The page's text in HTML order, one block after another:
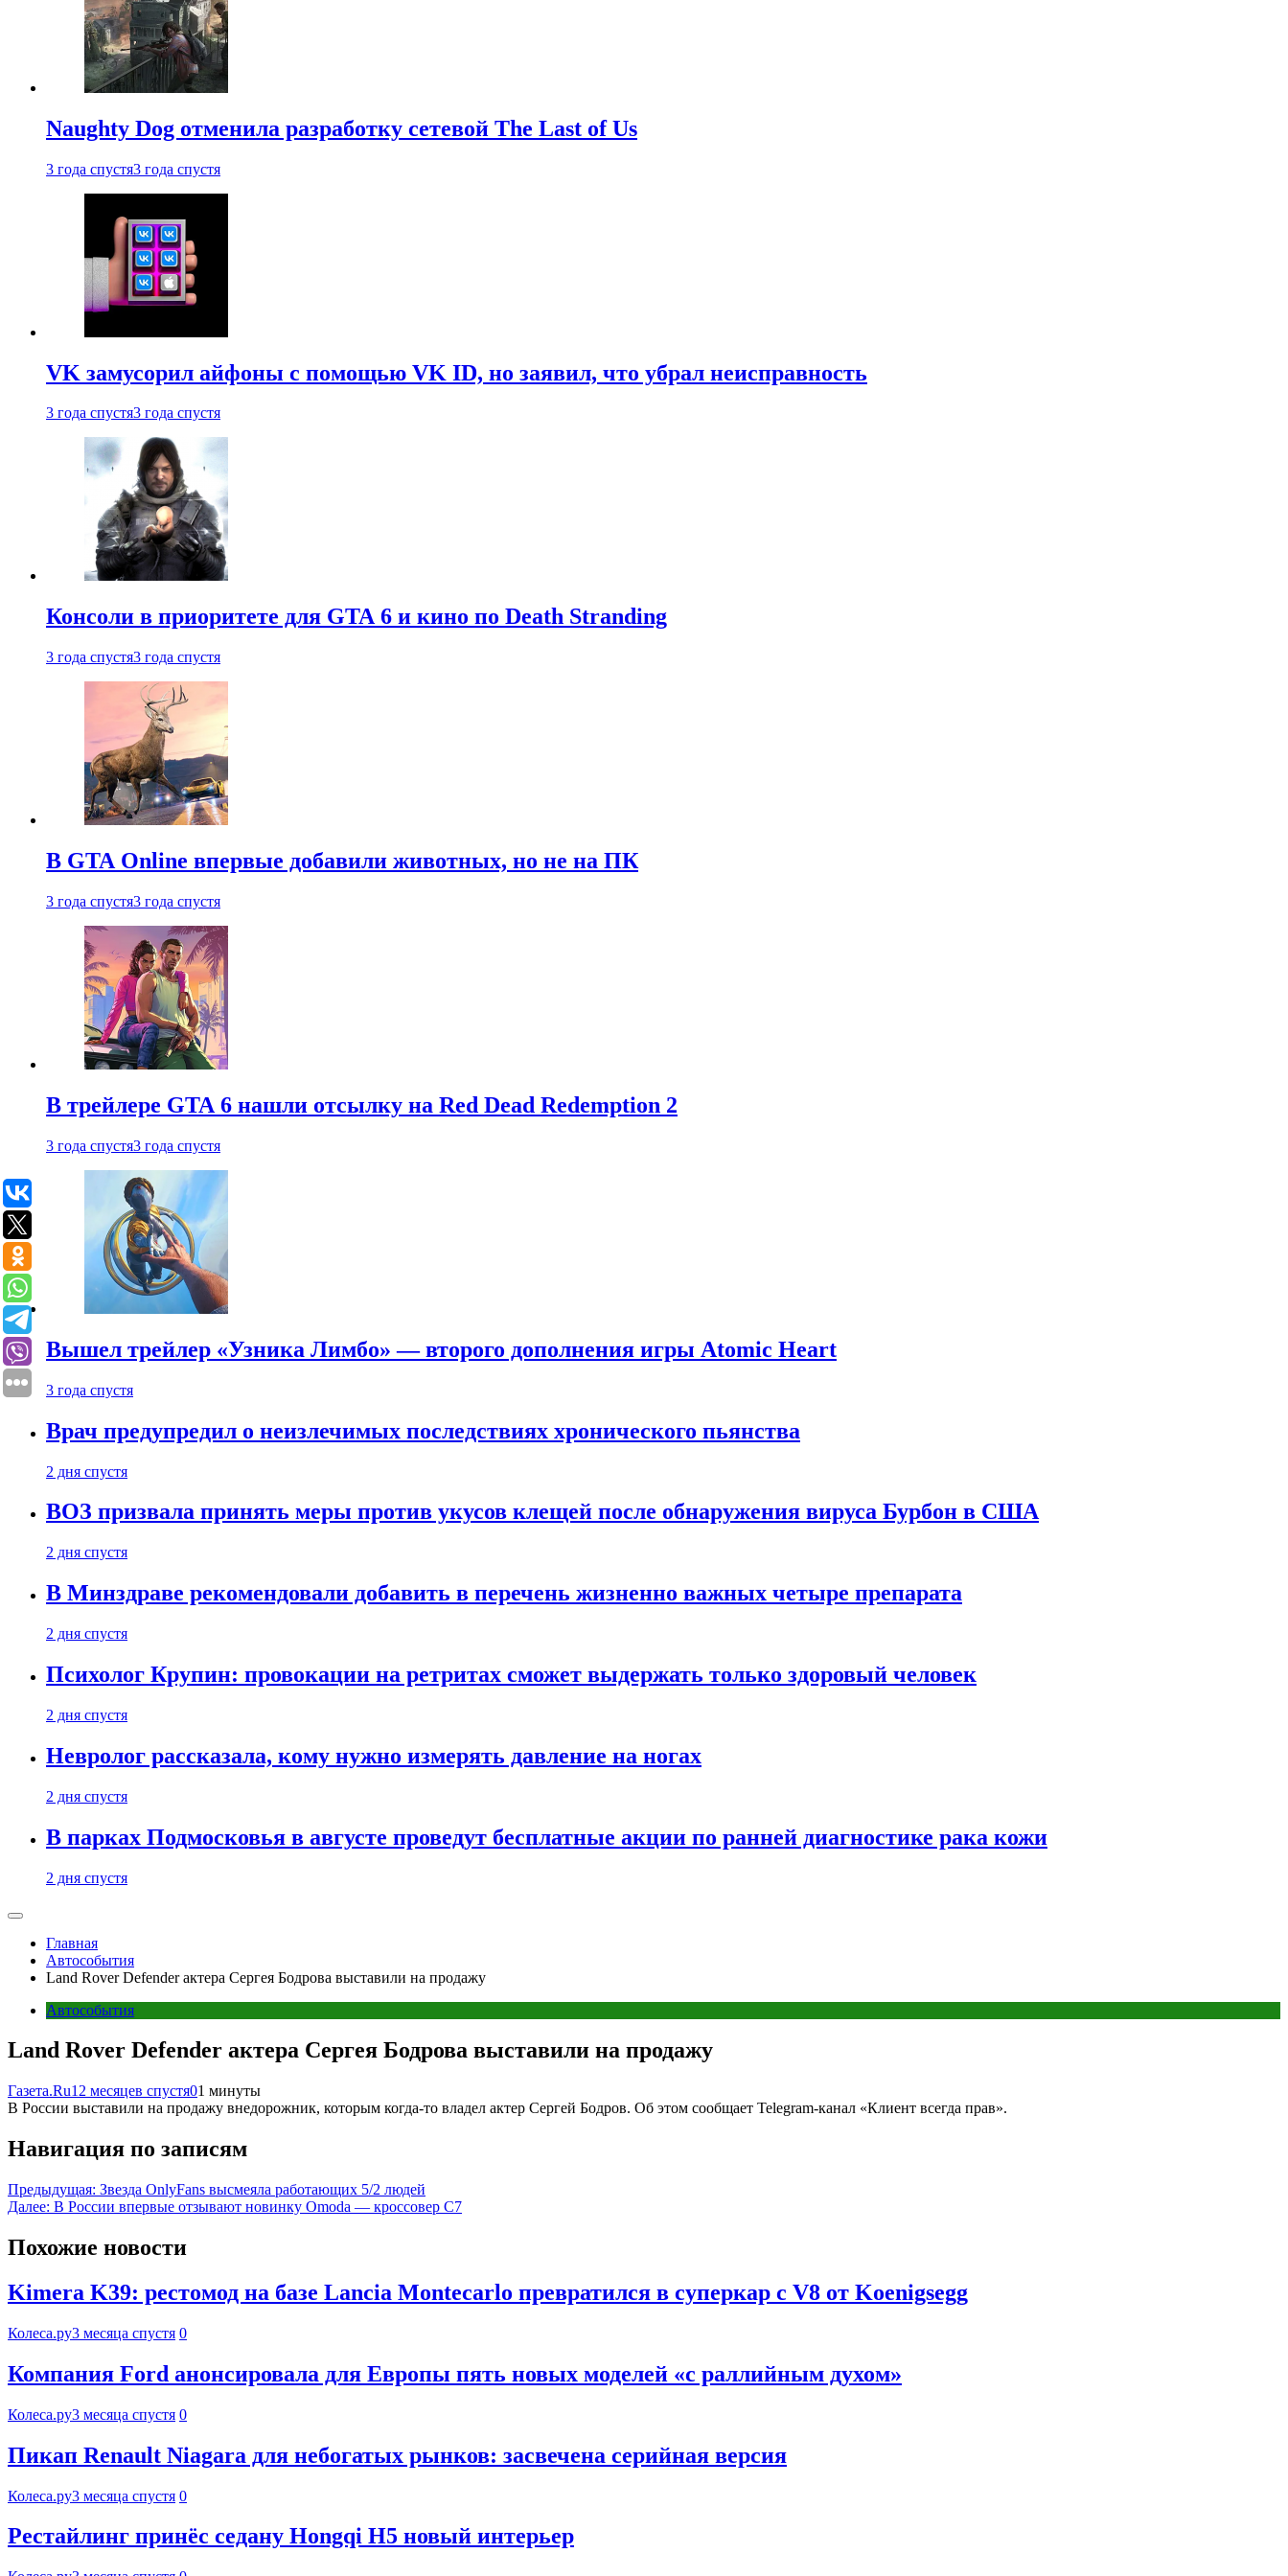
Naughty Dog отменила разработку сетевой The Last of Us
3 года спустя3 года спустя
VK замусорил айфоны с помощью VK ID, но заявил, что убрал неисправность
3 года спустя3 года спустя
Консоли в приоритете для GTA 6 и кино по Death Stranding
3 года спустя3 года спустя
В GTA Online впервые добавили животных, но не на ПК
3 года спустя3 года спустя
В трейлере GTA 6 нашли отсылку на Red Dead Redemption 2
3 года спустя3 года спустя
Вышел трейлер «Узника Лимбо» — второго дополнения игры Atomic Heart
3 года спустя
Врач предупредил о неизлечимых последствиях хронического пьянства
2 дня спустя
ВОЗ призвала принять меры против укусов клещей после обнаружения вируса Бурбон в США
2 дня спустя
В Минздраве рекомендовали добавить в перечень жизненно важных четыре препарата
2 дня спустя
Психолог Крупин: провокации на ретритах сможет выдержать только здоровый человек
2 дня спустя
Невролог рассказала, кому нужно измерять давление на ногах
2 дня спустя
В парках Подмосковья в августе проведут бесплатные акции по ранней диагностике рака кожи
2 дня спустя
Главная
Автособытия
Land Rover Defender актера Сергея Бодрова выставили на продажу
Автособытия
Land Rover Defender актера Сергея Бодрова выставили на продажу
Газета.Ru12 месяцев спустя01 минуты
В России выставили на продажу внедорожник, которым когда-то владел актер Сергей Бодров. Об этом сообщает Telegram-канал «Клиент всегда прав».
Навигация по записям
Предыдущая: Звезда OnlyFans высмеяла работающих 5/2 людей
Далее: В России впервые отзывают новинку Omoda — кроссовер C7
Похожие новости
Kimera K39: рестомод на базе Lancia Montecarlo превратился в суперкар с V8 от Koenigsegg
Колеса.ру3 месяца спустя 0
Компания Ford анонсировала для Европы пять новых моделей «с раллийным духом»
Колеса.ру3 месяца спустя 0
Пикап Renault Niagara для небогатых рынков: засвечена серийная версия
Колеса.ру3 месяца спустя 0
Рестайлинг принёс седану Hongqi H5 новый интерьер